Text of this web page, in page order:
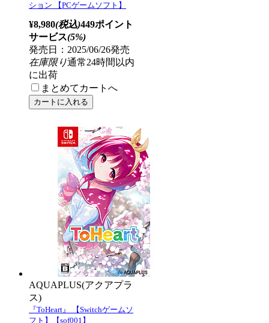
ション 【PCゲームソフト】
¥8,980(税込)449ポイント
サービス(5%)
発売日：2025/06/26発売
在庫限り通常24時間以内
に出荷
まとめてカートへ
AQUAPLUS(アクアプラ
ス)
『ToHeart』 【Switchゲームソ
フト】【sof001】